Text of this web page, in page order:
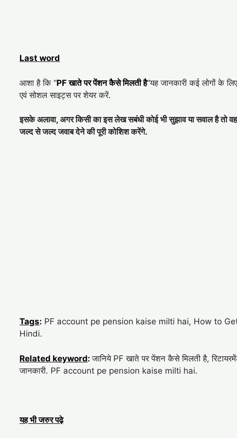
Last word
आशा है कि “PF खाते पर पेंशन कैसे मिलती है“यह जानकारी कई लोगों के
एवं सोशल साइट्स पर शेयर करें.
इसके अलावा, अगर किसी का इस लेख सबंधी कोई भी सुझाव या सवाल है
जल्द से जल्द जवाब देने की पूरी कोशिश करेंगे.
Tags: PF account pe pension kaise milti hai, How to
Hindi.
Related keyword: जानिये PF खाते पर पेंशन कैसे मिलती है,
जानकारी. PF account pe pension kaise milti hai.
यह भी जरुर पढ़े